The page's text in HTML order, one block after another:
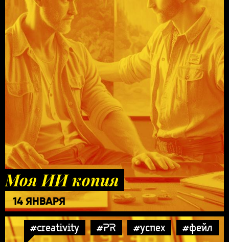
Моя ИИ копия
14 ЯНВАРЯ
#creativity #PR #успех #фейл